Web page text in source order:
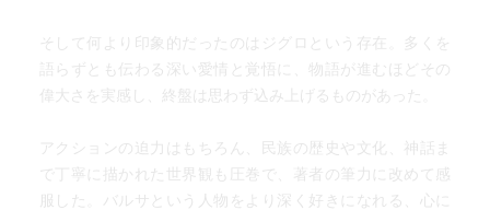
そして何より印象的だったのはジグロという存在。多くを
語らずとも伝わる深い愛情と覚悟に、物語が進むほどその
偉大さを実感し、終盤は思わず込み上げるものがあった。
アクションの迫力はもちろん、民族の歴史や文化、神話ま
で丁寧に描かれた世界観も圧巻で、著者の筆力に改めて感
服した。バルサという人物をより深く好きになれる、心に